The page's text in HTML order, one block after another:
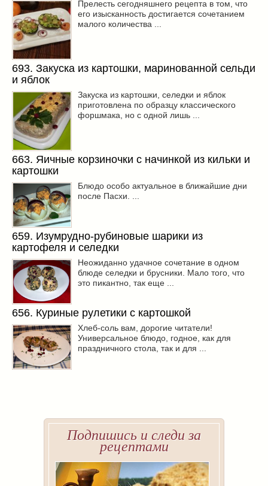
Прелесть сегодняшнего рецепта в том, что
его изысканность достигается сочетанием
малого количества ...
693. Закуска из картошки, маринованной сельди
и яблок
Закуска из картошки, селедки и яблок
приготовлена по образцу классического
форшмака, но с одной лишь ...
663. Яичные корзиночки с начинкой из кильки и
картошки
Блюдо особо актуальное в ближайшие дни
после Пасхи. ...
659. Изумрудно-рубиновые шарики из
картофеля и селедки
Неожиданно удачное сочетание в одном
блюде селедки и брусники. Мало того, что
это пикантно, так еще ...
656. Куриные рулетики с картошкой
Хлеб-соль вам, дорогие читатели!
Универсальное блюдо, годное, как для
праздничного стола, так и для ...
Подпишись и следи за
рецептами